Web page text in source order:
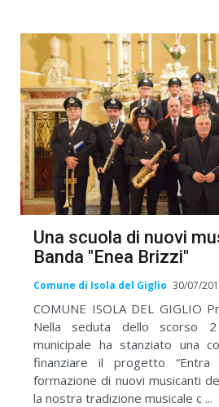
Una scuola di nuovi
Banda "Enea Brizzi"
Comune di Isola del Giglio 30/07/
COMUNE ISOLA DEL GIGLIO
Nella seduta dello scorso
municipale ha stanziato una
finanziare il progetto
formazione di nuovi musicanti
la nostra tradizione musicale c ...